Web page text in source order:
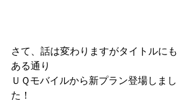
さて、話は変わりますがタイトルにも
ある通り
ＵＱモバイルから新プラン登場しまし
た！